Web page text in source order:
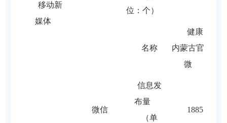
移动新
媒体
位：个）
微信
名称
健康
内蒙古官
微
信息发
布量
（单
1885